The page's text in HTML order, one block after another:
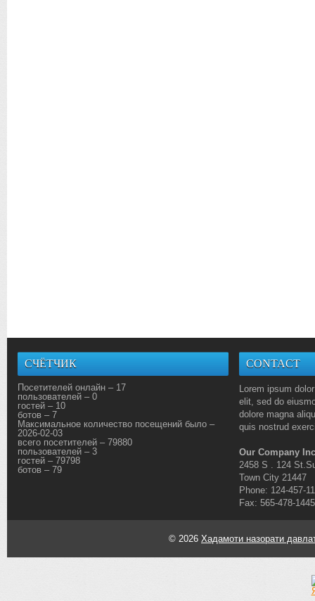
СЧЁТЧИК
Посетителей онлайн – 17
пользователей – 0
гостей – 10
ботов – 7
Максимальное количество посещений было –
2026-02-03
всего посетителей – 79880
пользователей – 3
гостей – 79798
ботов – 79
CONTACT
Lorem ipsum
elit, sed do
dolore magna
quis nostrud
Our Company
2458 S . 124
Town City 21447
Phone: 124-457-
Fax: 565-478-1445
© 2026 Хадамоти назорати